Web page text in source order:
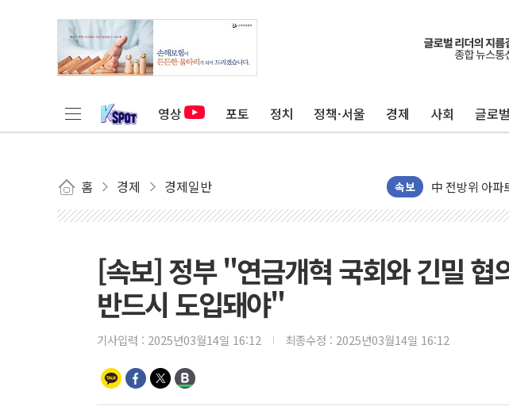
영상 포토 정치 정책·서울 경제 사회 글로
홈 경제 경제일반 속보
동해중부 전
中 전방위 아파
인제 용대리 계
강원 중·남부
청양 밭에서 일
오세훈 "용산공
[속보] 정부 "연금개혁 국회와 긴밀
반드시 도입돼야"
기사입력 : 2025년03월14일 16:12 최종수정 : 2025년03월14일 16:12